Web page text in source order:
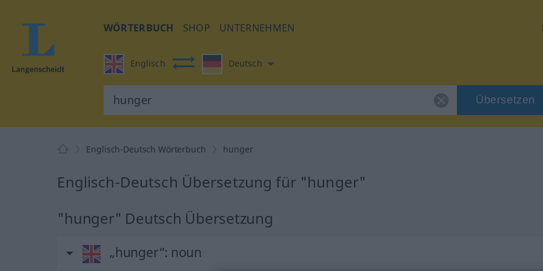
WÖRTERBUCH SHOP UNTERNEHMEN
Englisch Deutsch
Übersetzen
Englisch-Deutsch Wörterbuch hunger
Englisch-Deutsch Übersetzung für "hunger"
"hunger" Deutsch Übersetzung
„hunger“: noun